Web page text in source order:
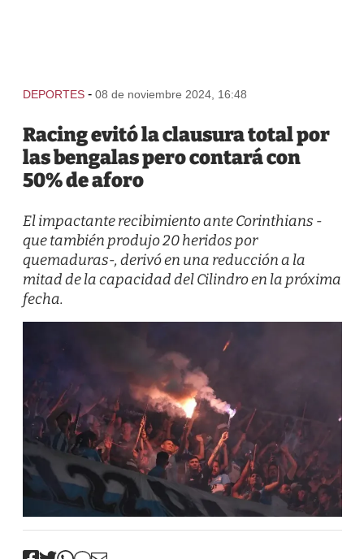
DEPORTES - 08 de noviembre 2024, 16:48
Racing evitó la clausura total por
las bengalas pero contará con
50% de aforo
El impactante recibimiento ante Corinthians -
que también produjo 20 heridos por
quemaduras-, derivó en una reducción a la
mitad de la capacidad del Cilindro en la próxima
fecha.